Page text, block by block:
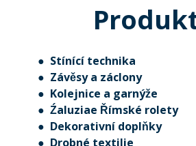
● Stínící technika
● Závěsy a záclony
● Kolejnice a garnýže
● Źaluziae Římské rolety
● Dekorativní doplňky
● Drobné textilie